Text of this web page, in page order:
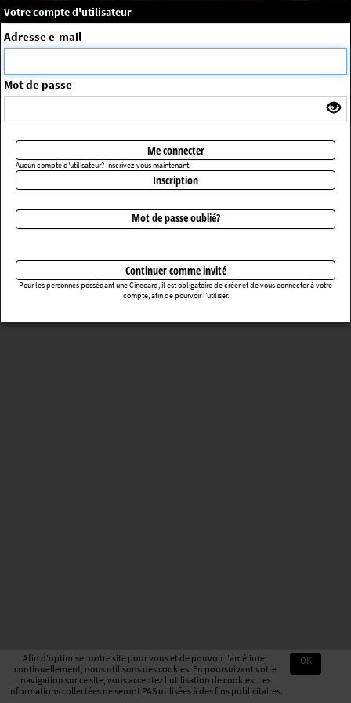
Afin d'optimiser notre site pour vous et de pouvoir l'améliorer
continuellement, nous utilisons des cookies. En poursuivant votre
navigation sur ce site, vous acceptez l'utilisation de cookies. Les
informations collectées ne seront PAS utilisées à des fins publicitaires.
OK
Message système
La séance choisie n'a pas été trouvée
Votre compte d'utilisateur
Adresse e-mail
Mot de passe
Me connecter
Aucun compte d'utilisateur? Inscrivez-vous maintenant.
Inscription
Mot de passe oublié?
Continuer comme invité
Pour les personnes possédant une Cinecard, il est obligatoire de créer et de vous connecter à votre
compte, afin de pourvoir l’utiliser.